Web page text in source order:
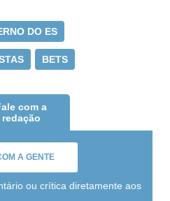
DO ES
BETS
com a
redação
A GENTE
ou crítica diretamente aos